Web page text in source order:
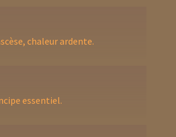
chaleur ardente.
essentiel.